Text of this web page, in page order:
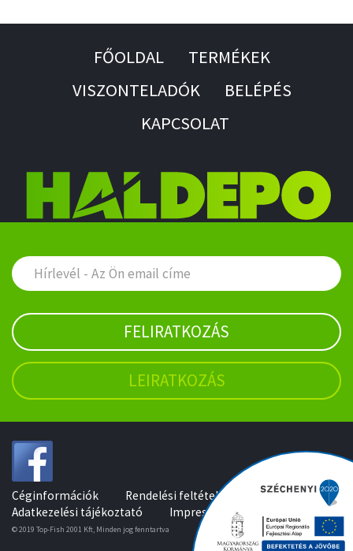
FŐOLDAL
TERMÉKEK
VISZONTELADÓK
BELÉPÉS
KAPCSOLAT
FELIRATKOZÁS
LEIRATKOZÁS
Céginformációk
Rendelési feltételek
Adatkezelési tájékoztató
Impresszum
© 2019 Top-Fish 2001 Kft, Minden jog fenntartva